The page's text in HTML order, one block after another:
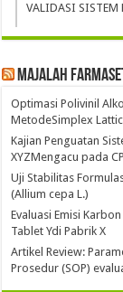
VALIDASI SISTEM
Majalah
Optimasi Polivinil
MetodeSimplex
Kajian Penguatan
XYZMengacu pada
Uji Stabilitas
(Allium cepa L.)
Evaluasi Emisi
Tablet Ydi Pabrik X
Artikel Review:
Prosedur (SOP)